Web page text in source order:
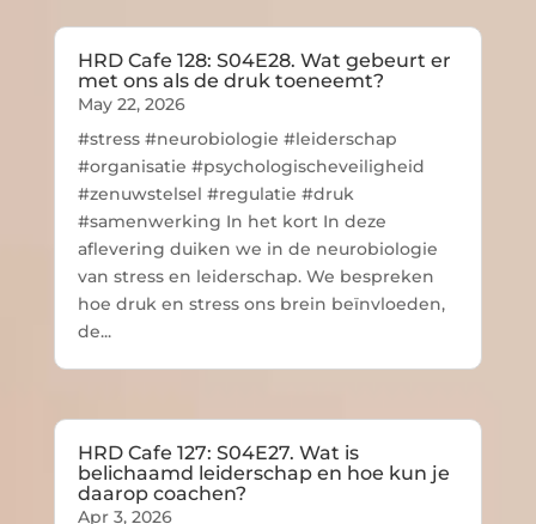
HRD Cafe 128: S04E28. Wat gebeurt er
met ons als de druk toeneemt?
May 22, 2026
#stress #neurobiologie #leiderschap
#organisatie #psychologischeveiligheid
#zenuwstelsel #regulatie #druk
#samenwerking In het kort In deze
aflevering duiken we in de neurobiologie
van stress en leiderschap. We bespreken
hoe druk en stress ons brein beïnvloeden,
de...
HRD Cafe 127: S04E27. Wat is
belichaamd leiderschap en hoe kun je
daarop coachen?
Apr 3, 2026